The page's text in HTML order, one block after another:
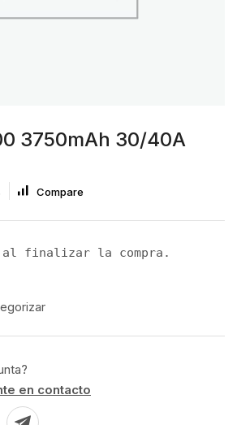
3750mAh 30/40A
Compare
al finalizar la compra.
en contacto